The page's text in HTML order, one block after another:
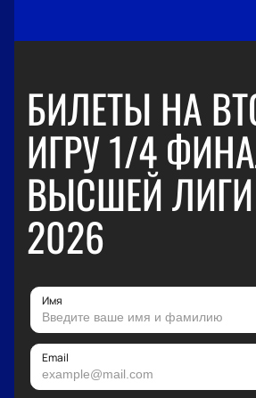
БИЛЕТЫ НА
ИГРУ 1/4
ВЫСШЕЙ
2026
Имя
Email